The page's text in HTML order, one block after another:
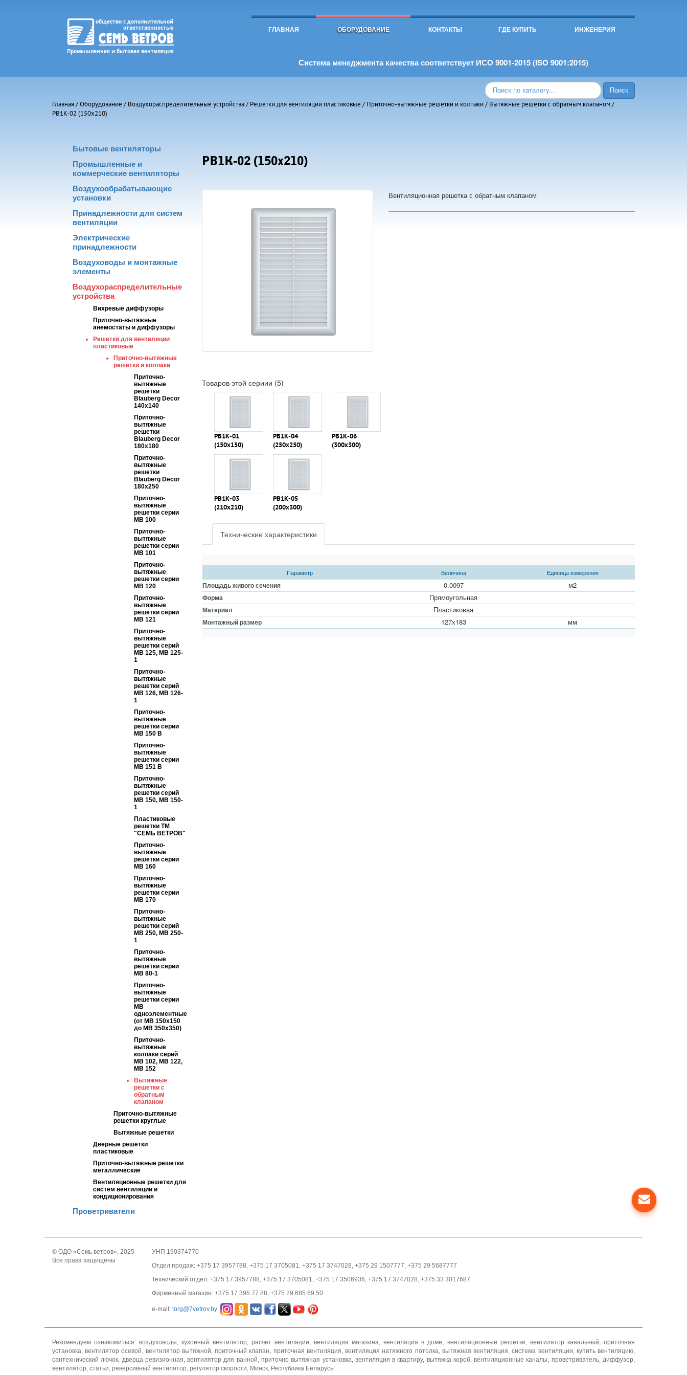
Toggle
navigationГЛАВНАЯ ОБОРУДОВАНИЕ КОНТАКТЫ ГДЕ КУПИТЬ ИНЖЕНЕРИЯ
Система менеджмента качества соответствует ИСО 9001-2015 (ISO 9001:2015)
Главная/Оборудование / Воздухораспределительные устройства/ Решетки для вентиляции пластиковые / Приточно-вытяжные решетки и колпаки / Вытяжные решетки с обратным клапаном/
РВ1К-02 (150х210)
Бытовые вентиляторы
Промышленные и
коммерческие вентиляторы
Воздухообрабатывающие
установки
Принадлежности для систем
вентиляции
Электрические
принадлежности
Воздуховоды и монтажные
элементы
Воздухораспределительные
устройства
Вихревые диффузоры
Приточно-вытяжные
анемостаты и диффузоры
Решетки для вентиляции
пластиковые
Приточно-вытяжные
решетки и колпаки
Приточно-
вытяжные
решетки
Blauberg Decor
140x140
Приточно-
вытяжные
решетки
Blauberg Decor
180x180
Приточно-
вытяжные
решетки
Blauberg Decor
180x250
Приточно-
вытяжные
решетки серии
МВ 100
Приточно-
вытяжные
решетки серии
МВ 101
Приточно-
вытяжные
решетки серии
МВ 120
Приточно-
вытяжные
решетки серии
МВ 121
Приточно-
вытяжные
решетки серий
МВ 125, МВ 125-
1
Приточно-
вытяжные
решетки серий
МВ 126, МВ 126-
1
Приточно-
вытяжные
решетки серии
МВ 150 В
Приточно-
вытяжные
решетки серии
МВ 151 В
Приточно-
вытяжные
решетки серий
МВ 150, МВ 150-
1
Пластиковые
решетки ТМ
"СЕМЬ ВЕТРОВ"
Приточно-
вытяжные
решетки серии
МВ 160
Приточно-
вытяжные
решетки серии
МВ 170
Приточно-
вытяжные
решетки серий
МВ 250, МВ 250-
1
Приточно-
вытяжные
решетки серии
МВ 80-1
Приточно-
вытяжные
решетки серии
МВ
одноэлементные
(от МВ 150х150
до МВ 350х350)
Приточно-
вытяжные
колпаки серий
МВ 102, МВ 122,
МВ 152
Вытяжные
решетки с
обратным
клапаном
Приточно-вытяжные
решетки круглые
Вытяжные решетки
Дверные решетки
пластиковые
Приточно-вытяжные решетки
металлические
Вентиляционные решетки для
систем вентиляции и
кондиционирования
Проветриватели
РВ1К-02 (150х210)
Вентиляционная решетка с обратным клапаном
Товаров этой сериии (5)
РВ1К-01
(150х150)
РВ1К-03
(210х210)
РВ1К-04
(250х250)
РВ1К-05
(200х300)
РВ1К-06
(300х300)
Технические характеристики
Параметр Величина Единица измерения
Площадь живого сечения 0.0097 м2
Форма Прямоугольная
Материал Пластиковая
Монтажный размер 127х183 мм
© ОДО «Семь ветров», 2025
Все права защищены
УНП 190374770
Отдел продаж: +375 17 3957788, +375 17 3705081, +375 17 3747028, +375 29 1507777, +375 29 5687777
Технический отдел: +375 17 3957788, +375 17 3705081, +375 17 3506936, +375 17 3747028, +375 33 3017687
Фирменный магазин: +375 17 395 77 88, +375 29 685 69 50
e-mail: torg@7vetrov.by
Рекомендуем ознакомиться:воздуховоды,кухонный вентилятор, расчет вентиляции, вентиляция магазина,вентиляция в доме, вентиляционные решетки, вентилятор канальный, приточная
установка,вентилятор осевой , вентилятор вытяжной,приточный клапан , приточная вентиляция,вентиляция натяжного потолка, вытяжная вентиляция,система вентиляции, купить вентиляцию,
сантехнический лючок, дверца ревизионная,вентилятор для ванной, приточно вытяжная установка, вентиляция в квартиру, вытяжка короб,вентиляционные каналы , проветриватель,диффузор,
вентилятор, статьи, реверсивный вентилятор, регулятор скорости, Минск, Республика Беларусь.